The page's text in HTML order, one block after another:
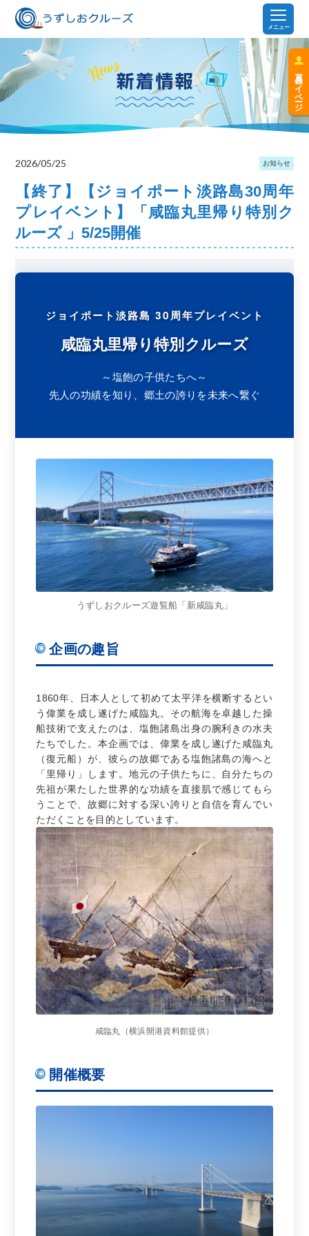
メニュー
会員マイページ
2026/05/25 お知らせ
【終了】【ジョイポート淡路島30周年
プレイベント】「咸臨丸里帰り特別ク
ルーズ 」5/25開催
ジョイポート淡路島 30周年プレイベント
咸臨丸里帰り特別クルーズ
～塩飽の子供たちへ～
先人の功績を知り、郷土の誇りを未来へ繋ぐ
うずしおクルーズ遊覧船「新咸臨丸」
企画の趣旨
1860年、日本人として初めて太平洋を横断するとい
う偉業を成し遂げた咸臨丸。その航海を卓越した操
船技術で支えたのは、塩飽諸島出身の腕利きの水夫
たちでした。本企画では、偉業を成し遂げた咸臨丸
（復元船）が、彼らの故郷である塩飽諸島の海へと
「里帰り」します。地元の子供たちに、自分たちの
先祖が果たした世界的な功績を直接肌で感じてもら
うことで、故郷に対する深い誇りと自信を育んでい
ただくことを目的としています。
咸臨丸（横浜開港資料館提供）
開催概要